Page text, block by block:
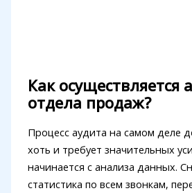
Как осуществляется
отдела продаж?
Процесс аудита на самом деле
хоть и требует значительных
начинается с анализа данных.
статистика по всем звонкам,